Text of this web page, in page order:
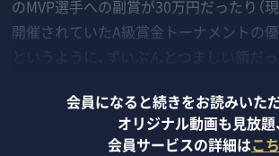
のМVP選手への副賞が30万円だったり（現
開催されていたA級賞金トーナメントの
会員になると続きをお読みいた
オリジナル動画も見放題
会員サービスの詳細はこ